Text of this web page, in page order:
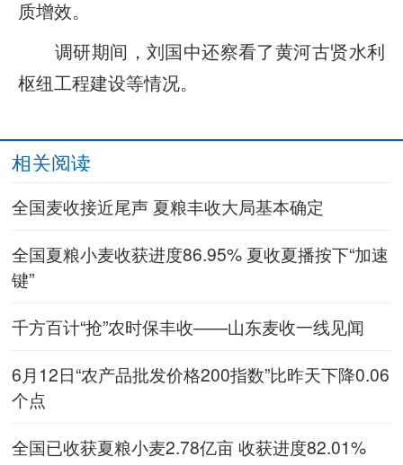
质增效。
调研期间，刘国中还察看了黄河古贤水利
枢纽工程建设等情况。
相关阅读
全国麦收接近尾声 夏粮丰收大局基本确定
全国夏粮小麦收获进度86.95% 夏收夏播按下“加速
键”
千方百计“抢”农时保丰收——山东麦收一线见闻
6月12日“农产品批发价格200指数”比昨天下降0.06
个点
全国已收获夏粮小麦2.78亿亩 收获进度82.01%